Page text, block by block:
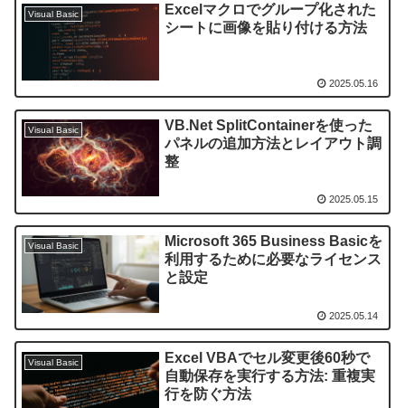
Visual Basic
Excelマクロでグループ化された
シートに画像を貼り付ける方法
2025.05.16
Visual Basic
VB.Net SplitContainerを使った
パネルの追加方法とレイアウト調
整
2025.05.15
Visual Basic
Microsoft 365 Business Basicを
利用するために必要なライセンス
と設定
2025.05.14
Visual Basic
Excel VBAでセル変更後60秒で
自動保存を実行する方法: 重複実
行を防ぐ方法